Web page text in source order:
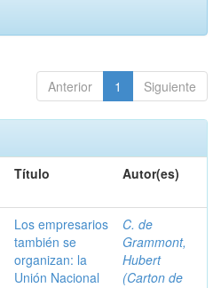
Anterior 1 Siguiente
Título Autor(es)
Los empresarios
también se
organizan: la
Unión Nacional
C. de
Grammont,
Hubert
(Carton de